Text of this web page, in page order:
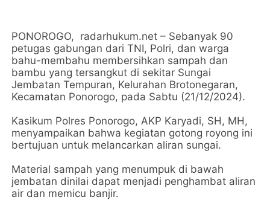
PONOROGO, radarhukum.net – Sebanyak 90
petugas gabungan dari TNI, Polri, dan warga
bahu-membahu membersihkan sampah dan
bambu yang tersangkut di sekitar Sungai
Jembatan Tempuran, Kelurahan Brotonegaran,
Kecamatan Ponorogo, pada Sabtu (21/12/2024).
Kasikum Polres Ponorogo, AKP Karyadi, SH, MH,
menyampaikan bahwa kegiatan gotong royong ini
bertujuan untuk melancarkan aliran sungai.
Material sampah yang menumpuk di bawah
jembatan dinilai dapat menjadi penghambat aliran
air dan memicu banjir.